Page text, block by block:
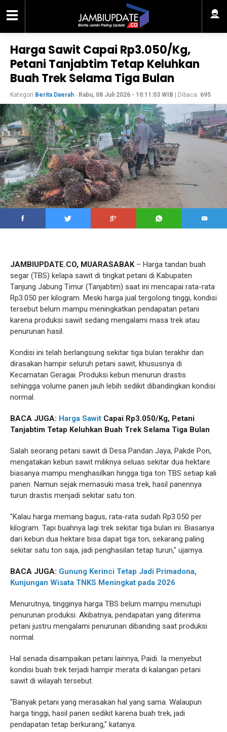
Harga Sawit Capai Rp3.050/Kg,
Petani Tanjabtim Tetap Keluhkan
Buah Trek Selama Tiga Bulan
Kategori Berita Daerah - Rabu, 08 Juli 2026 - 10:11:03 WIB | Dibaca: 695
JAMBIUPDATE.CO, MUARASABAK– Harga tandan buah
segar (TBS) kelapa sawit di tingkat petani di Kabupaten
Tanjung Jabung Timur (Tanjabtim) saat ini mencapai rata-rata
Rp3.050 per kilogram. Meski harga jual tergolong tinggi, kondisi
tersebut belum mampu meningkatkan pendapatan petani
karena produksi sawit sedang mengalami masa trek atau
penurunan hasil.
Kondisi ini telah berlangsung sekitar tiga bulan terakhir dan
dirasakan hampir seluruh petani sawit, khususnya di
Kecamatan Geragai. Produksi kebun menurun drastis
sehingga volume panen jauh lebih sedikit dibandingkan kondisi
normal.
BACA JUGA: Harga Sawit Capai Rp3.050/Kg, Petani
Tanjabtim Tetap Keluhkan Buah Trek Selama Tiga Bulan
Salah seorang petani sawit di Desa Pandan Jaya, Pakde Pon,
mengatakan kebun sawit miliknya seluas sekitar dua hektare
biasanya mampu menghasilkan hingga tiga ton TBS setiap kali
panen. Namun sejak memasuki masa trek, hasil panennya
turun drastis menjadi sekitar satu ton.
"Kalau harga memang bagus, rata-rata sudah Rp3.050 per
kilogram. Tapi buahnya lagi trek sekitar tiga bulan ini. Biasanya
dari kebun dua hektare bisa dapat tiga ton, sekarang paling
sekitar satu ton saja, jadi penghasilan tetap turun," ujarnya.
BACA JUGA: Gunung Kerinci Tetap Jadi Primadona,
Kunjungan Wisata TNKS Meningkat pada 2026
Menurutnya, tingginya harga TBS belum mampu menutupi
penurunan produksi. Akibatnya, pendapatan yang diterima
petani justru mengalami penurunan dibanding saat produksi
normal.
Hal senada disampaikan petani lainnya, Paidi. Ia menyebut
kondisi buah trek terjadi hampir merata di kalangan petani
sawit di wilayah tersebut.
"Banyak petani yang merasakan hal yang sama. Walaupun
harga tinggi, hasil panen sedikit karena buah trek, jadi
pendapatan tetap berkurang," katanya.